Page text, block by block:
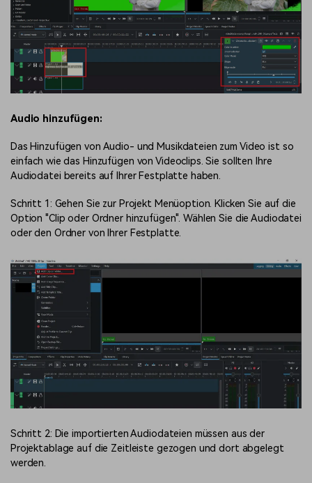
Audio hinzufügen:
Das Hinzufügen von Audio- und Musikdateien zum Video ist so
einfach wie das Hinzufügen von Videoclips. Sie sollten Ihre
Audiodatei bereits auf Ihrer Festplatte haben.
Schritt 1: Gehen Sie zur Projekt Menüoption. Klicken Sie auf die
Option "Clip oder Ordner hinzufügen". Wählen Sie die Audiodatei
oder den Ordner von Ihrer Festplatte.
Schritt 2: Die importierten Audiodateien müssen aus der
Projektablage auf die Zeitleiste gezogen und dort abgelegt
werden.